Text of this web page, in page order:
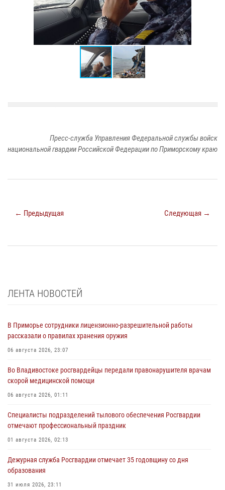
Пресс-служба Управления Федеральной службы войск
национальной гвардии Российской Федерации по Приморскому краю
← Предыдущая Следующая →
ЛЕНТА НОВОСТЕЙ
В Приморье сотрудники лицензионно-разрешительной работы
рассказали о правилах хранения оружия
06 августа 2026, 23:07
Во Владивостоке росгвардейцы передали правонарушителя врачам
скорой медицинской помощи
06 августа 2026, 01:11
Специалисты подразделений тылового обеспечения Росгвардии
отмечают профессиональный праздник
01 августа 2026, 02:13
Дежурная служба Росгвардии отмечает 35 годовщину со дня
образования
31 июля 2026, 23:11